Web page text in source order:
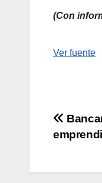
(Con
Ver fuente
de